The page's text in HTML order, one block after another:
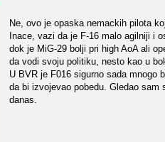
Ne, ovo je opaska nemackih pilota
Inace, vazi da je F-16 malo agilniji i
dok je MiG-29 bolji pri high AoA ali
da vodi svoju politiku, nesto kao u
U BVR je F016 sigurno sada mnogo
da bi izvojevao pobedu. Gledao
danas.